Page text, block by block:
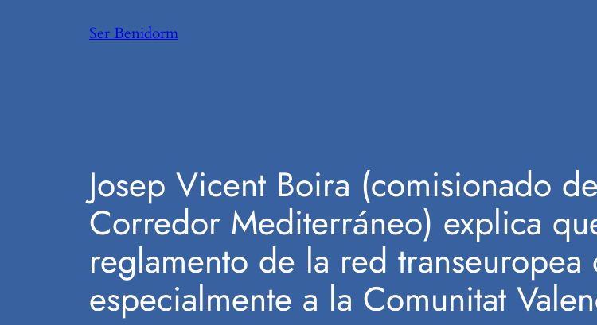
Ser Benidorm
Josep Vicent Boira (comisionado
Corredor Mediterráneo) explica
reglamento de la red
especialmente a la Comunitat